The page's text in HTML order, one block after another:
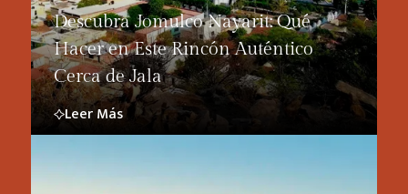
Descubra Jomulco Nayarit: Qué
Hacer en Este Rincón Auténtico
Cerca de Jala
Leer Más